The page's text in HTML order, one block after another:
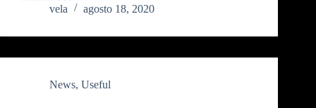
vela
agosto 18, 2020
News, Useful